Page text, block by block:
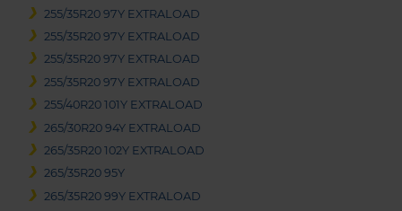
255/35R20 97Y EXTRALOAD
255/35R20 97Y EXTRALOAD
255/35R20 97Y EXTRALOAD
255/35R20 97Y EXTRALOAD
255/40R20 101Y EXTRALOAD
265/30R20 94Y EXTRALOAD
265/35R20 102Y EXTRALOAD
265/35R20 95Y
265/35R20 99Y EXTRALOAD